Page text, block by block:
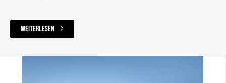
weiterlesen